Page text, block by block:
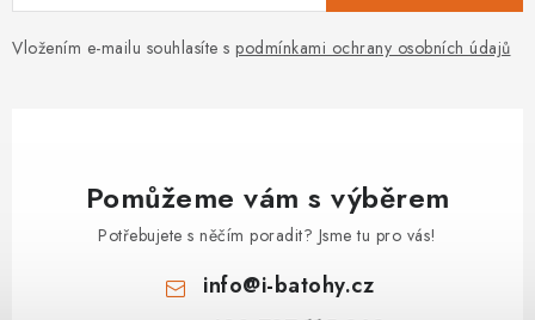
Vložením e-mailu souhlasíte s podmínkami ochrany osobních údajů
Pomůžeme vám s výběrem
Potřebujete s něčím poradit? Jsme tu pro vás!
info@i-batohy.cz